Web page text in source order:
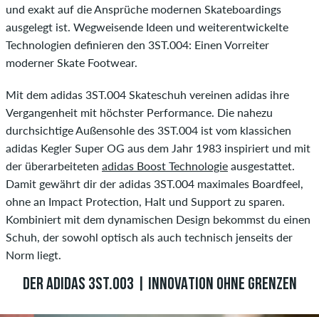
und exakt auf die Ansprüche modernen Skateboardings
ausgelegt ist. Wegweisende Ideen und weiterentwickelte
Technologien definieren den 3ST.004: Einen Vorreiter
moderner Skate Footwear.
Mit dem adidas 3ST.004 Skateschuh vereinen adidas ihre
Vergangenheit mit höchster Performance. Die nahezu
durchsichtige Außensohle des 3ST.004 ist vom klassichen
adidas Kegler Super OG aus dem Jahr 1983 inspiriert und mit
der überarbeiteten adidas Boost Technologie ausgestattet.
Damit gewährt dir der adidas 3ST.004 maximales Boardfeel,
ohne an Impact Protection, Halt und Support zu sparen.
Kombiniert mit dem dynamischen Design bekommst du einen
Schuh, der sowohl optisch als auch technisch jenseits der
Norm liegt.
DER ADIDAS 3ST.003 | INNOVATION OHNE GRENZEN